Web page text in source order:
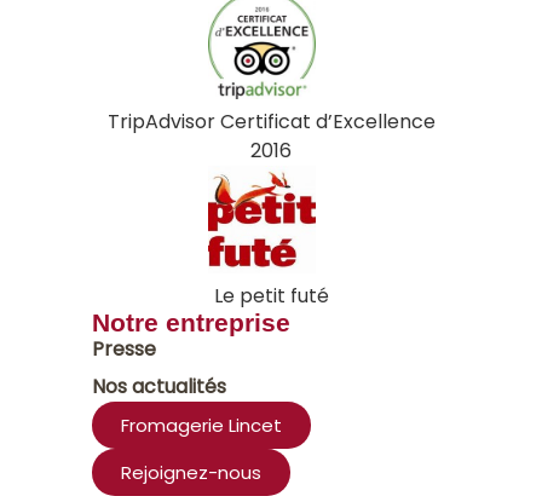
TripAdvisor Certificat d’Excellence
2016
Le petit futé
Notre entreprise
Presse
Nos actualités
Fromagerie Lincet
Rejoignez-nous